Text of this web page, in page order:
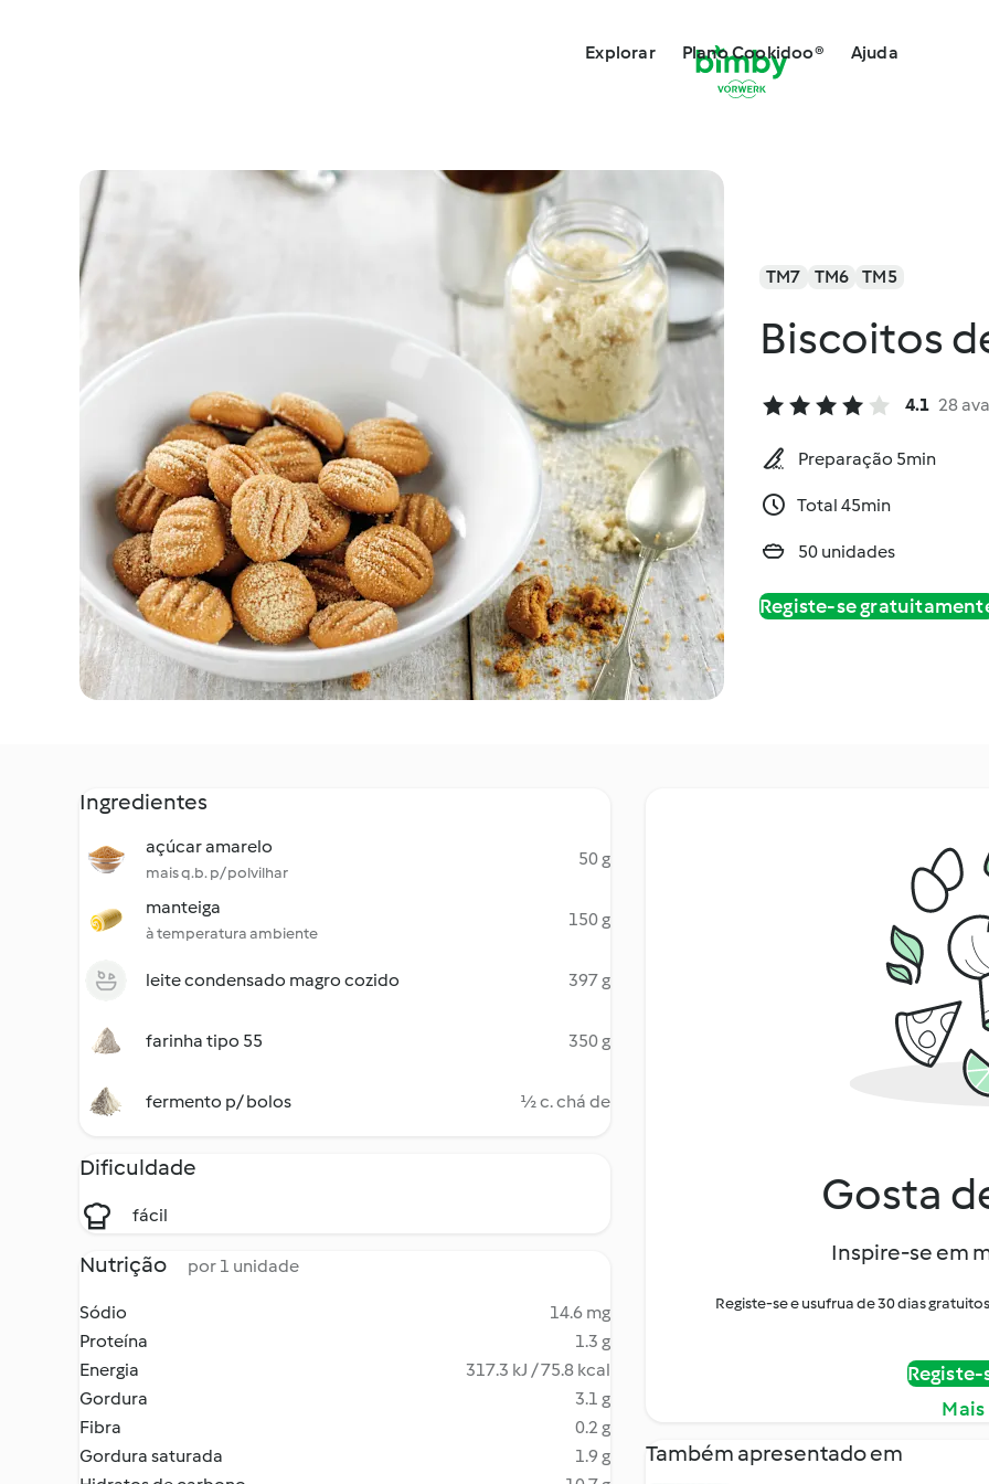
Explorar Plano Cookidoo® Ajuda
TM7 TM6 TM5
Biscoitos
4.1 28
Preparação 5min
Total 45min
50 unidades
Registe-se
Ingredientes
açúcar amarelo
mais q.b. p/ polvilhar
50 g
manteiga
à temperatura ambiente
150 g
leite condensado magro cozido 397 g
farinha tipo 55 350 g
fermento p/ bolos ½ c. chá de
Dificuldade
fácil
Nutrição por 1 unidade
Sódio
14.6 mg
Proteína
1.3 g
Energia
317.3 kJ / 75.8 kcal
Gordura
3.1 g
Fibra
0.2 g
Gordura saturada
1.9 g
Gosta
Inspire-se em
Registe-se e usufrua de 30 dias
Também apresentado em